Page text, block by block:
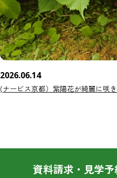
2026.06.14
(ナービス京都）紫陽花が綺麗に咲
資料請求・見学